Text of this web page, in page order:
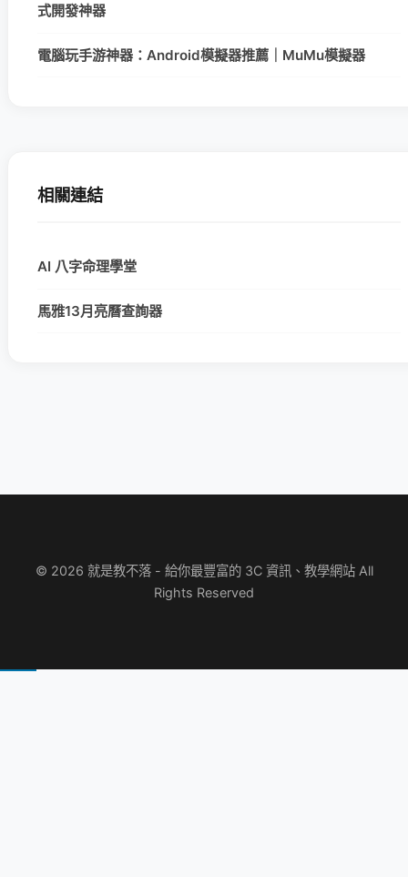
式開發神器
電腦玩手游神器：Android模擬器推薦｜MuMu模擬器
相關連結
AI 八字命理學堂
馬雅13月亮曆查詢器
© 2026 就是教不落 - 給你最豐富的 3C 資訊、教學網站 All
Rights Reserved